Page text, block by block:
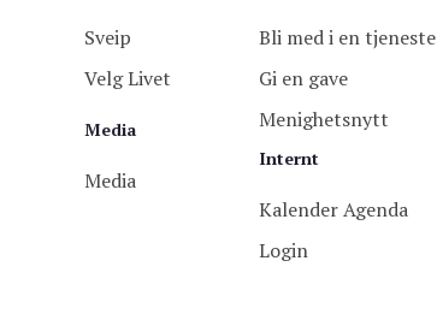
Sveip
Velg Livet
Media
Media
Bli med i en tjeneste
Gi en gave
Menighetsnytt
Internt
Kalender Agenda
Login